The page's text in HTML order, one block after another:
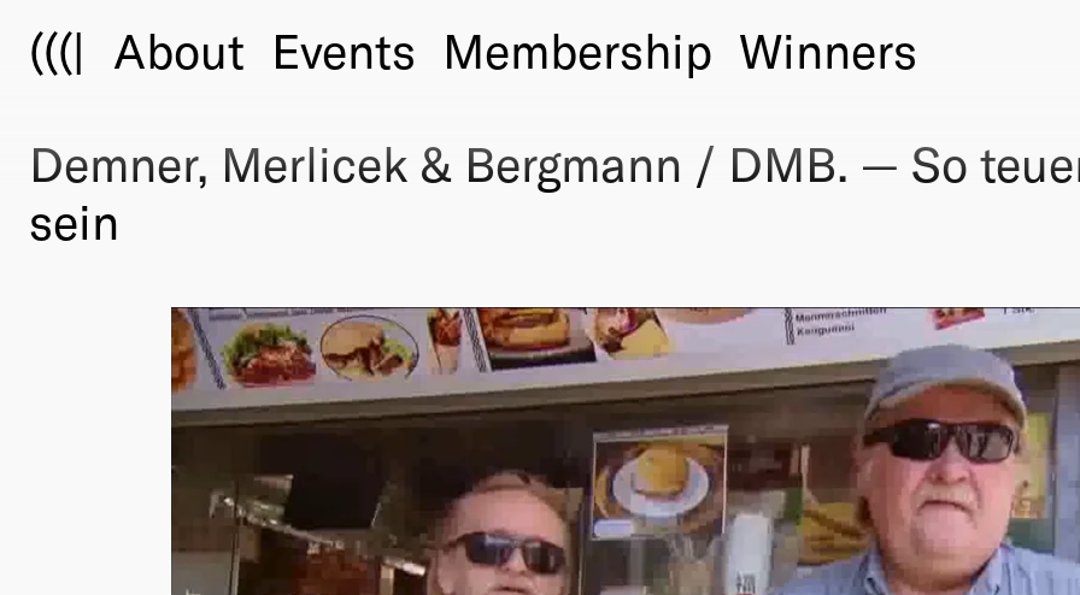
(((| About Events Membership Winners
Demner, Merlicek & Bergmann / DMB. — So
sein